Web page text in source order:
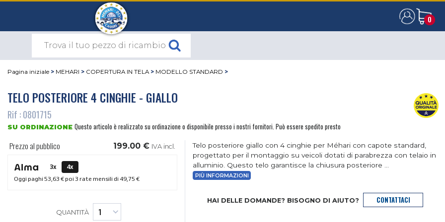
0
0
Pagina iniziale > MEHARI > COPERTURA IN TELA > MODELLO STANDARD >
TELO POSTERIORE 4 CINGHIE - GIALLO
Rif : 0801715
SU ORDINAZIONE Questo articolo è realizzato su ordinazione o disponibile presso i nostri fornitori. Può essere spedito presto
Prezzo al pubblico 199.00 € IVA incl.
3x
4x
Oggi paghi 53,63 €poi 3 rate mensili di 49,75 €
QUANTITÀ
Telo posteriore giallo con 4 cinghie per Méhari con capote standard,
progettato per il montaggio su veicoli dotati di parabrezza con telaio in
alluminio. Questo telo garantisce la chiusura posteriore ...
PIÙ INFORMAZIONI
HAI DELLE DOMANDE? BISOGNO DI AIUTO? CONTATTACI